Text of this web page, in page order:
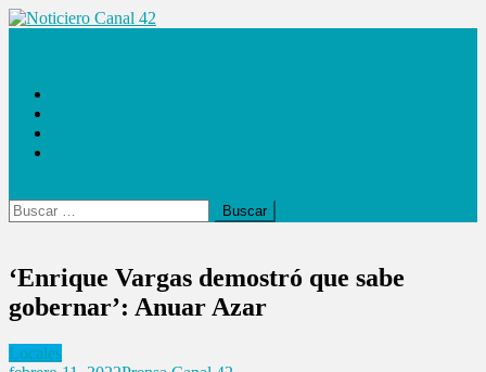
Saltar
Buscar:
‘Enrique Vargas demostró que sabe
gobernar’: Anuar Azar
Locales